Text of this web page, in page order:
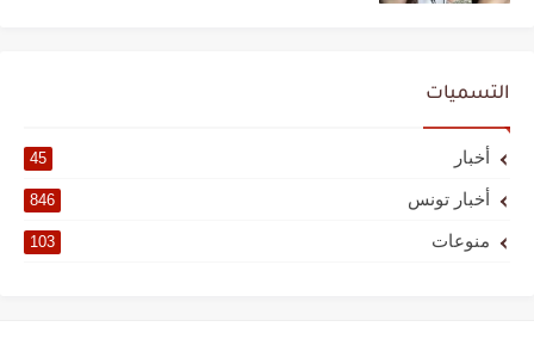
التسميات
أخبار 45
أخبار تونس 846
منوعات 103